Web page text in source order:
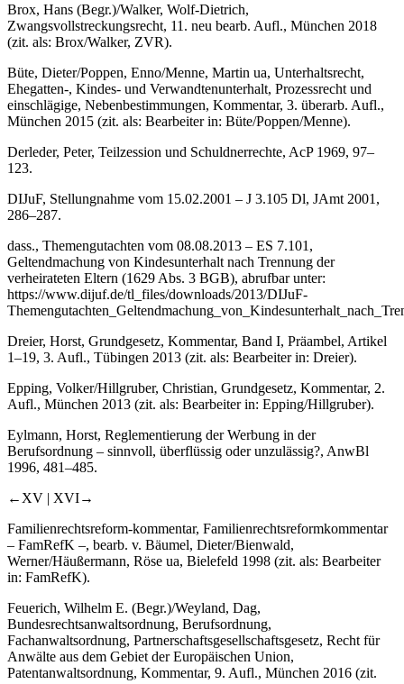
Brox, Hans (Begr.)/Walker, Wolf-Dietrich,
Zwangsvollstreckungsrecht, 11. neu bearb. Aufl., München 2018
(zit. als: Brox/Walker, ZVR).
Büte, Dieter/Poppen, Enno/Menne, Martin ua, Unterhaltsrecht,
Ehegatten-, Kindes- und Verwandtenunterhalt, Prozessrecht und
einschlägige, Nebenbestimmungen, Kommentar, 3. überarb. Aufl.,
München 2015 (zit. als: Bearbeiterin: Büte/Poppen/Menne).
Derleder, Peter, Teilzession und Schuldnerrechte, AcP 1969, 97–
123.
DIJuF, Stellungnahme vom 15.02.2001 – J 3.105 Dl, JAmt 2001,
286–287.
dass., Themengutachten vom 08.08.2013 – ES 7.101,
Geltendmachung von Kindesunterhalt nach Trennung der
verheirateten Eltern (1629 Abs. 3 BGB), abrufbar unter:
https://www.dijuf.de/tl_files/downloads/2013/DIJuF-
Dreier, Horst, Grundgesetz, Kommentar, Band I, Präambel, Artikel
1–19, 3. Aufl., Tübingen 2013 (zit. als: Bearbeiterin: Dreier).
Epping, Volker/Hillgruber, Christian, Grundgesetz, Kommentar, 2.
Aufl., München 2013 (zit. als: Bearbeiterin: Epping/Hillgruber).
Eylmann, Horst, Reglementierung der Werbung in der
Berufsordnung – sinnvoll, überflüssig oder unzulässig?, AnwBl
1996, 481–485.
←XV | XVI→
Familienrechtsreform-kommentar, Familienrechtsreformkommentar
– FamRefK –, bearb. v. Bäumel, Dieter/Bienwald,
Werner/Häußermann, Röse ua, Bielefeld 1998 (zit. als: Bearbeiter
in: FamRefK).
Feuerich, Wilhelm E. (Begr.)/Weyland, Dag,
Bundesrechtsanwaltsordnung, Berufsordnung,
Fachanwaltsordnung, Partnerschaftsgesellschaftsgesetz, Recht für
Anwälte aus dem Gebiet der Europäischen Union,
Patentanwaltsordnung, Kommentar, 9. Aufl., München 2016 (zit.